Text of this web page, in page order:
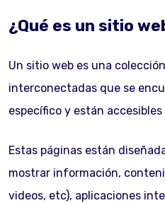
¿Qué es un sitio
Un sitio web es una
interconectadas que se
específico y están
Estas páginas están
mostrar información,
videos, etc), aplicaciones